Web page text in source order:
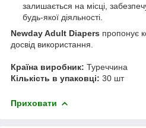
залишається на місці,
будь-якої діяльності.
NewdayAdult Diapers пропонує
досвід використання.
Країна виробник: Туреччина
Кількість в упаковці: 30 шт
Приховати